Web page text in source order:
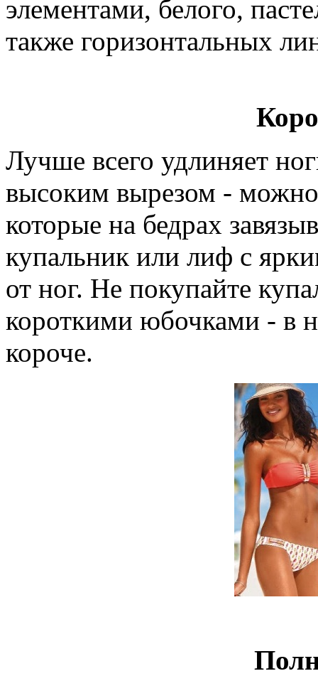
элементами, белого,
также горизонтальных
Лучше всего удлиняет
высоким вырезом -
которые на бедрах
купальник или лиф с
от ног. Не покупайте
короткими юбочками - в
короче.